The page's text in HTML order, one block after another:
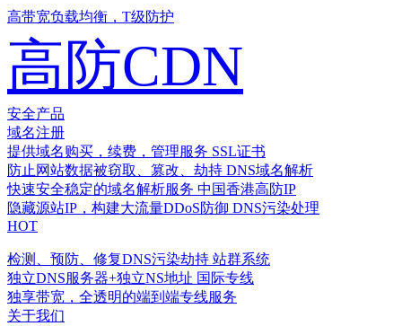
高带宽负载均衡，T级防护
高防CDN
安全产品
域名注册
提供域名购买，续费，管理服务 SSL证书
防止网站数据被窃取、篡改、劫持 DNS域名解析
快速安全稳定的域名解析服务 中国香港高防IP
隐藏源站IP，构建大流量DDoS防御 DNS污染处理
HOT
检测、预防、修复DNS污染劫持 站群系统
独立DNS服务器+独立NS地址 国际专线
独享带宽，全透明的端到端专线服务
关于我们